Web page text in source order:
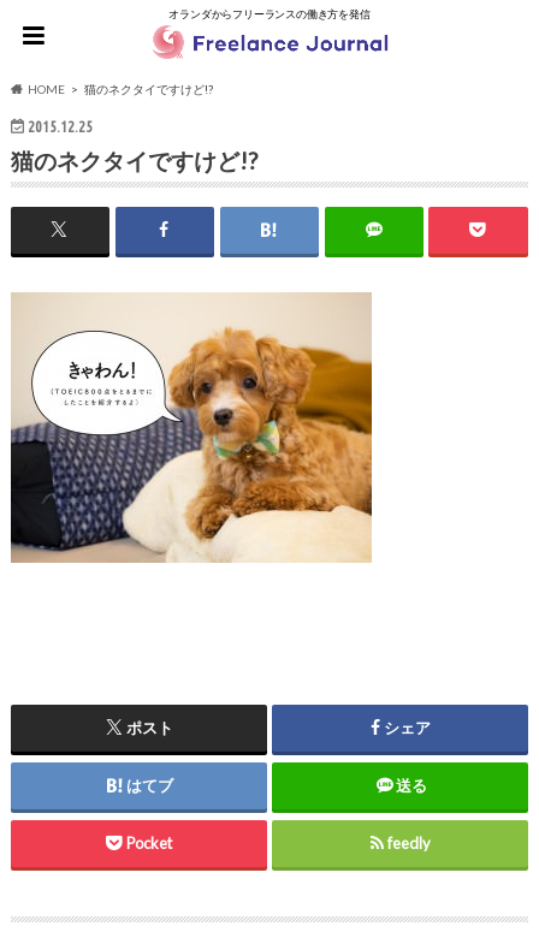
オランダからフリーランスの働き方を発信
HOME 猫のネクタイですけど!?
2015.12.25
猫のネクタイですけど!?
ポスト シェア
はてブ 送る
Pocket feedly